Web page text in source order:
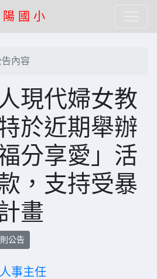
陽 國 小
告內容
現代婦女教
於近期舉辦
分享愛」活
，支持受暴
畫
公告
人事主任